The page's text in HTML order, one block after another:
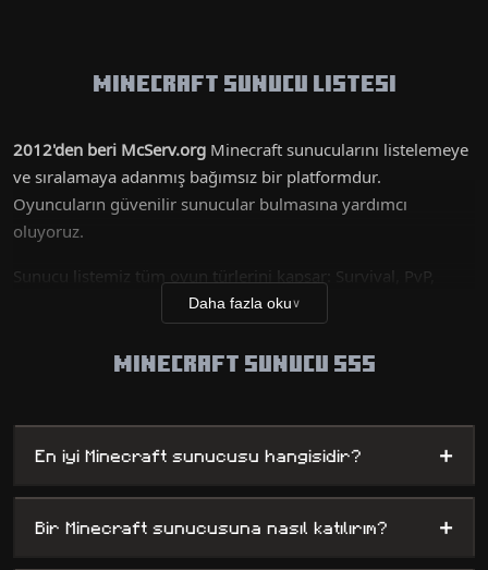
Minecraft Sunucu Listesi
2012'den beri McServ.org Minecraft sunucularını listelemeye
ve sıralamaya adanmış bağımsız bir platformdur.
Oyuncuların güvenilir sunucular bulmasına yardımcı
oluyoruz.
Sunucu listemiz tüm oyun türlerini kapsar: Survival, PvP,
Skyblock, RP, mini oyunlar ve daha fazlası. Sunucular
popülerlik, aktivite ve oylara göre sıralanır.
Daha fazla oku∨
Minecraft Sunucu SSS
En iyi Minecraft sunucusu hangisidir? +
Bir Minecraft sunucusuna nasıl katılırım? +